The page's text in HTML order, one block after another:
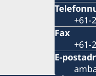
+61-
Fax
+61-
E-